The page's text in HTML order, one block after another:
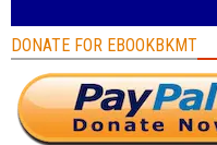
DONATE FOR EBOOKBKMT